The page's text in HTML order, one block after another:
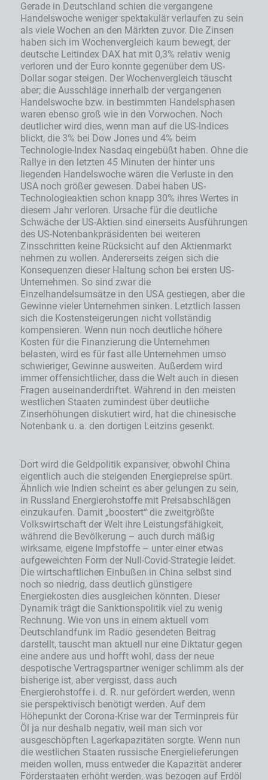
Gerade in Deutschland schien die vergangene
Handelswoche weniger spektakulär verlaufen zu sein
als viele Wochen an den Märkten zuvor. Die Zinsen
haben sich im Wochenvergleich kaum bewegt, der
deutsche Leitindex DAX hat mit 0,3% relativ wenig
verloren und der Euro konnte gegenüber dem US-
Dollar sogar steigen. Der Wochenvergleich täuscht
aber; die Ausschläge innerhalb der vergangenen
Handelswoche bzw. in bestimmten Handelsphasen
waren ebenso groß wie in den Vorwochen. Noch
deutlicher wird dies, wenn man auf die US-Indices
blickt, die 3% bei Dow Jones und 4% beim
Technologie-Index Nasdaq eingebüßt haben. Ohne die
Rallye in den letzten 45 Minuten der hinter uns
liegenden Handelswoche wären die Verluste in den
USA noch größer gewesen. Dabei haben US-
Technologieaktien schon knapp 30% ihres Wertes in
diesem Jahr verloren. Ursache für die deutliche
Schwäche der US-Aktien sind einerseits Ausführungen
des US-Notenbankpräsidenten bei weiteren
Zinsschritten keine Rücksicht auf den Aktienmarkt
nehmen zu wollen. Andererseits zeigen sich die
Konsequenzen dieser Haltung schon bei ersten US-
Unternehmen. So sind zwar die
Einzelhandelsumsätze in den USA gestiegen, aber die
Gewinne vieler Unternehmen sinken. Letztlich lassen
sich die Kostensteigerungen nicht vollständig
kompensieren. Wenn nun noch deutliche höhere
Kosten für die Finanzierung die Unternehmen
belasten, wird es für fast alle Unternehmen umso
schwieriger, Gewinne ausweiten. Außerdem wird
immer offensichtlicher, dass die Welt auch in diesen
Fragen auseinanderdriftet. Während in den meisten
westlichen Staaten zumindest über deutliche
Zinserhöhungen diskutiert wird, hat die chinesische
Notenbank u. a. den dortigen Leitzins gesenkt.
Dort wird die Geldpolitik expansiver, obwohl China
eigentlich auch die steigenden Energiepreise spürt.
Ähnlich wie Indien scheint es aber gelungen zu sein,
in Russland Energierohstoffe mit Preisabschlägen
einzukaufen. Damit „boostert“ die zweitgrößte
Volkswirtschaft der Welt ihre Leistungsfähigkeit,
während die Bevölkerung – auch durch mäßig
wirksame, eigene Impfstoffe – unter einer etwas
aufgeweichten Form der Null-Covid-Strategie leidet.
Die wirtschaftlichen Einbußen in China selbst sind
noch so niedrig, dass deutlich günstigere
Energiekosten dies ausgleichen könnten. Dieser
Dynamik trägt die Sanktionspolitik viel zu wenig
Rechnung. Wie von uns in einem aktuell vom
Deutschlandfunk im Radio gesendeten Beitrag
darstellt, tauscht man aktuell nur eine Diktatur gegen
eine andere aus und hofft wohl, dass der neue
despotische Vertragspartner weniger schlimm als der
bisherige ist, aber vergisst, dass auch
Energierohstoffe i. d. R. nur gefördert werden, wenn
sie perspektivisch benötigt werden. Auf dem
Höhepunkt der Corona-Krise war der Terminpreis für
Öl ja nur deshalb negativ, weil man sich vor
ausgeschöpften Lagerkapazitäten sorgte. Wenn nun
die westlichen Staaten russische Energielieferungen
meiden wollen, muss entweder die Kapazität anderer
Förderstaaten erhöht werden, was bezogen auf Erdöl